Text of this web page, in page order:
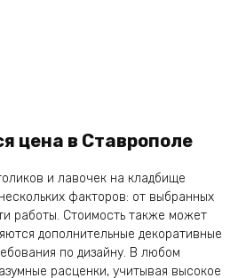
цена в Ставрополе
и лавочек на кладбище
факторов: от выбранных
работы. Стоимость также может
дополнительные декоративные
по дизайну. В любом
расценки, учитывая высокое